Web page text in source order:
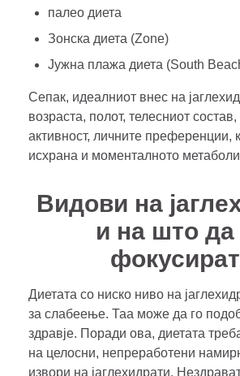
палео диета
Зонска диета (Zone)
Јужна плажа диета (South
Сепак, идеалниот внес на
возраста, полот, телесниот
активност, личните преференции,
исхрана и моменталното
Видови на
и на што да
Диетата со ниско ниво на
за слабеење. Таа може да го
здравје. Поради ова, диетата
на целосни, непреработени
извори на јаглехидрати.